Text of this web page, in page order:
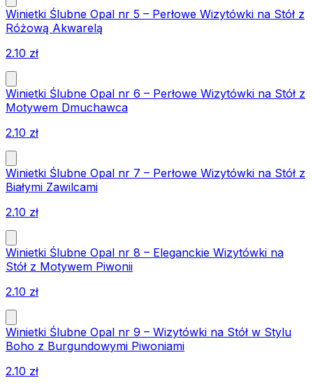
Winietki Ślubne Opal nr 5 – Perłowe Wizytówki na Stół z
Różową Akwarelą
2.10 zł
Winietki Ślubne Opal nr 6 – Perłowe Wizytówki na Stół z
Motywem Dmuchawca
2.10 zł
Winietki Ślubne Opal nr 7 – Perłowe Wizytówki na Stół z
Białymi Zawilcami
2.10 zł
Winietki Ślubne Opal nr 8 – Eleganckie Wizytówki na
Stół z Motywem Piwonii
2.10 zł
Winietki Ślubne Opal nr 9 – Wizytówki na Stół w Stylu
Boho z Burgundowymi Piwoniami
2.10 zł